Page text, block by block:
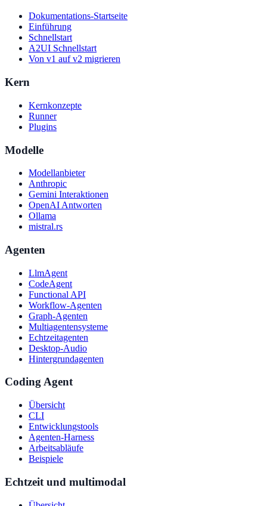
Dokumentations-Startseite
Einführung
Schnellstart
A2UI Schnellstart
Von v1 auf v2 migrieren
Kern
Kernkonzepte
Runner
Plugins
Modelle
Modellanbieter
Anthropic
Gemini Interaktionen
OpenAI Antworten
Ollama
mistral.rs
Agenten
LlmAgent
CodeAgent
Functional API
Workflow-Agenten
Graph-Agenten
Multiagentensysteme
Echtzeitagenten
Desktop-Audio
Hintergrundagenten
Coding Agent
Übersicht
CLI
Entwicklungstools
Agenten-Harness
Arbeitsabläufe
Beispiele
Echtzeit und multimodal